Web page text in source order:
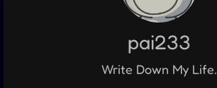
pai233
Write Down My Life.